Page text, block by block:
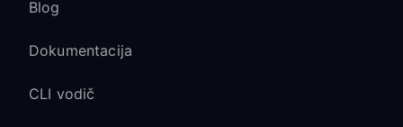
Blog
Dokumentacija
CLI vodič